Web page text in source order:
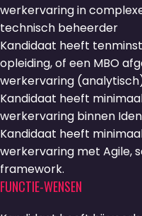
werkervaring in
technisch beheerder
Kandidaat heeft
opleiding, of een MBO
werkervaring
Kandidaat heeft
werkervaring binnen
Kandidaat heeft
werkervaring met Agile,
framework.
FUNCTIE-WENSEN